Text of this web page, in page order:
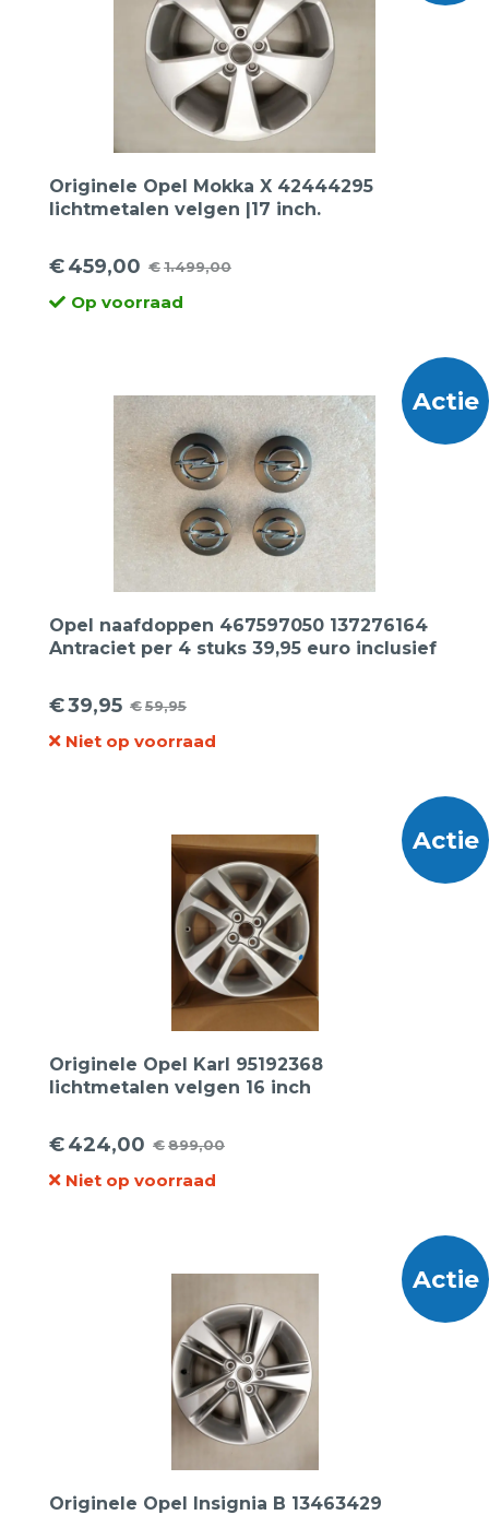
Originele Opel Mokka X 42444295
lichtmetalen velgen |17 inch.
€1.499,00
Oorspronkelijke
prijs
€459,00
Huidige
prijsOp voorraad
Actie
Opel naafdoppen 467597050 137276164
Antraciet per 4 stuks 39,95 euro inclusief
€59,95
Oorspronkelijke
prijs
€39,95
Huidige
prijs
Niet op voorraad
Actie
Originele Opel Karl 95192368
lichtmetalen velgen 16 inch
€899,00
Oorspronkelijke
prijs
€424,00
Huidige
prijs
Niet op voorraad
Actie
Originele Opel Insignia B 13463429